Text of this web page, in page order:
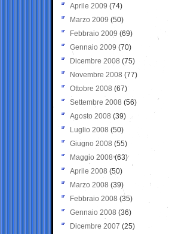
Aprile 2009 (74)
Marzo 2009 (50)
Febbraio 2009 (69)
Gennaio 2009 (70)
Dicembre 2008 (75)
Novembre 2008 (77)
Ottobre 2008 (67)
Settembre 2008 (56)
Agosto 2008 (39)
Luglio 2008 (50)
Giugno 2008 (55)
Maggio 2008(63)
Aprile 2008 (50)
Marzo 2008 (39)
Febbraio 2008 (35)
Gennaio 2008 (36)
Dicembre 2007 (25)